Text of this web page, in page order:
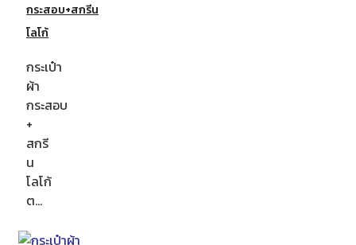
กระสอบ+สกรีน
โลโก้
กระเป๋า
ผ้า
กระสอบ
+
สกรี
น
โลโก้
ต…